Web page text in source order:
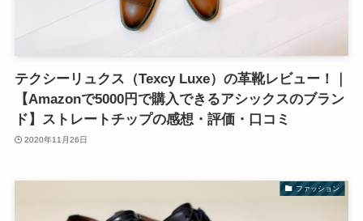
テクシーリュクス（Texcy Luxe）の革靴レビュー！｜
【Amazonで5000円で購入できるアシックスのブラン
ド】ストレートチップの感想・評価・口コミ
2020年11月26日
ファッション